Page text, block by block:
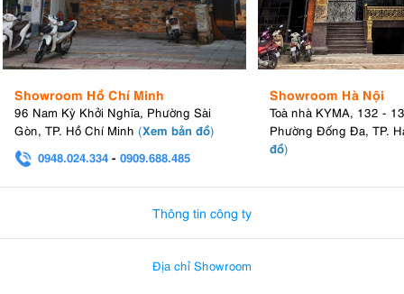
Showroom Hồ Chí Minh
96 Nam Kỳ Khởi Nghĩa, Phường Sài
Gòn, TP. Hồ Chí Minh (Xem bản đồ)
0948.024.334 - 0909.688.485
Showroom Hà Nội
Toà nhà KYMA, 132 -
Phường Đống Đa, TP.
đồ)
Thông tin công ty
Địa chỉ Showroom